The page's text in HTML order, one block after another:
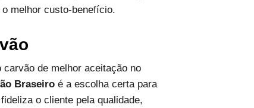
melhor custo-benefício.
de melhor aceitação no
Braseiroé a escolha certa para
o cliente pela qualidade,